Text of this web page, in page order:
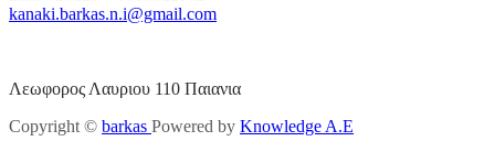
kanaki.barkas.n.i@gmail.com
Λεωφορος Λαυριου 110 Παιανια
Copyright © barkas Powered by Knowledge A.E